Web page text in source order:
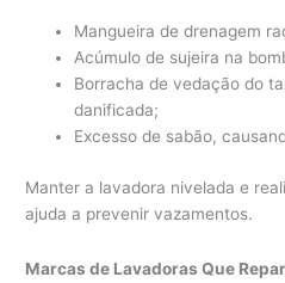
Mangueira de drenagem
Acúmulo de sujeira na
Borracha de vedação do
danificada;
Excesso de sabão,
Manter a lavadora nivelada e
ajuda a prevenir vazamentos.
Marcas de Lavadoras Que